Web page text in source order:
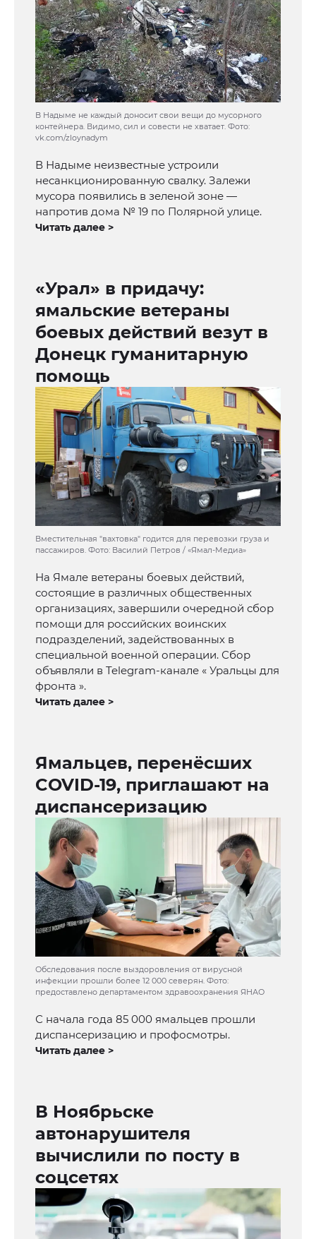
В Надыме не каждый доносит свои вещи до мусорного
контейнера. Видимо, сил и совести не хватает. Фото:
vk.com/zloynadym
В Надыме неизвестные устроили
несанкционированную свалку. Залежи
мусора появились в зеленой зоне —
напротив дома № 19 по Полярной улице.
Читать далее >
«Урал» в придачу:
ямальские ветераны
боевых действий везут в
Донецк гуманитарную
помощь
Вместительная "вахтовка" годится для перевозки груза и
пассажиров. Фото: Василий Петров / «Ямал-Медиа»
На Ямале ветераны боевых действий,
состоящие в различных общественных
организациях, завершили очередной сбор
помощи для российских воинских
подразделений, задействованных в
специальной военной операции. Сбор
объявляли в Telegram-канале « Уральцы для
фронта ».
Читать далее >
Ямальцев, перенёсших
COVID-19, приглашают на
диспансеризацию
Обследования после выздоровления от вирусной
инфекции прошли более 12 000 северян. Фото:
предоставлено департаментом здравоохранения ЯНАО
С начала года 85 000 ямальцев прошли
диспансеризацию и профосмотры.
Читать далее >
В Ноябрьске
автонарушителя
вычислили по посту в
соцсетях